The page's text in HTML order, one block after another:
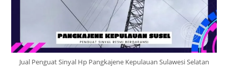
Jual Penguat Sinyal Hp Pangkajene Kepulauan Sulawesi Selatan